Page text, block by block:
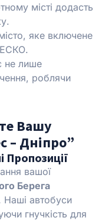
місті додасть
яке включене
не лише
роблячи
Вашу
– Дніпро”
Пропозиції
вашої
Берега
автобуси
гнучкість для